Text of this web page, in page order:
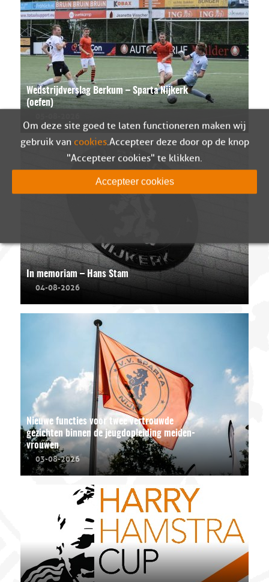
Wedstrijdverslag Berkum – Sparta Nijkerk
(oefen)
In memoriam – Hans Stam
04-08-2026
Nieuwe functies voor twee vertrouwde
gezichten binnen de jeugdopleiding meiden-
vrouwen
03-08-2026
Om deze site goed te laten functioneren maken wij
gebruik van cookies. Accepteer deze door op de knop
"Accepteer cookies" te klikken.
Accepteer cookies